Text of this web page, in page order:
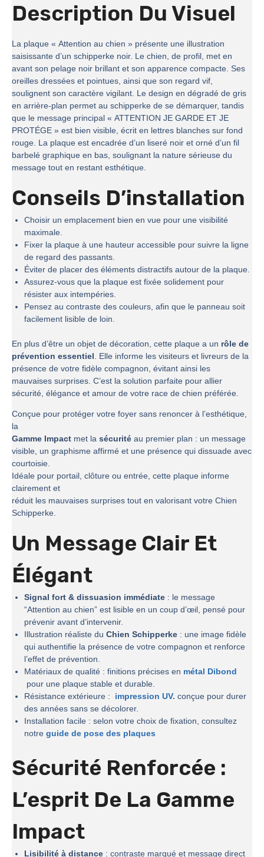
Description Du Visuel
La plaque « Attention au chien » présente une illustration
saisissante d’un schipperke noir. Le chien, de profil, met en
avant son pelage noir brillant et son apparence compacte. Ses
oreilles dressées et pointues, ainsi que son regard vif,
soulignent son caractère vigilant. Le design en dégradé de gris
en arrière-plan permet au schipperke de se démarquer, tandis
que le message principal « ATTENTION JE GARDE ET JE
PROTÉGE » est bien visible, écrit en lettres blanches sur fond
rouge. La plaque est encadrée d’un liseré noir et orné d’un fil
barbelé graphique en bas, soulignant la nature sérieuse du
message tout en restant esthétique.
Conseils D’installation
Choisir un emplacement bien en vue pour une visibilité
maximale.
Fixer la plaque à une hauteur accessible pour suivre la ligne
de regard des passants.
Éviter de placer des éléments distractifs autour de la plaque.
Assurez-vous que la plaque est fixée solidement pour
résister aux intempéries.
Pensez au contraste des couleurs, afin que le panneau soit
facilement lisible de loin.
En plus d’être un objet de décoration, cette plaque a un rôle de
prévention essentiel . Elle informe les visiteurs et livreurs de la
présence de votre fidèle compagnon, évitant ainsi les
mauvaises surprises. C’est la solution parfaite pour allier
sécurité, élégance et amour de votre race de chien préférée.
Conçue pour protéger votre foyer sans renoncer à l’esthétique,
la
Gamme Impact met la sécurité au premier plan : un message
visible, un graphisme affirmé et une présence qui dissuade avec
courtoisie.
Idéale pour portail, clôture ou entrée, cette plaque informe
clairement et
réduit les mauvaises surprises tout en valorisant votre Chien
Schipperke.
Un Message Clair Et
Élégant
Signal fort & dissuasion immédiate : le message
“Attention au chien” est lisible en un coup d’œil, pensé pour
prévenir avant d’intervenir.
Illustration réaliste du Chien Schipperke : une image fidèle
qui authentifie la présence de votre compagnon et renforce
l’effet de prévention.
Matériaux de qualité : finitions précises en métal Dibond
pour une plaque stable et durable.
Résistance extérieure :
impression UV. conçue pour durer
des années sans se décolorer.
Installation facile : selon votre choix de fixation, consultez
notre guide de pose des plaques
Sécurité Renforcée :
L’esprit De La Gamme
Impact
Lisibilité à distance : contraste marqué et message direct